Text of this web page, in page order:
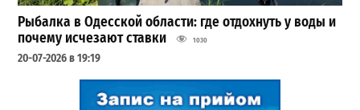
Рыбалка в Одесской области: где отдохнуть у воды и
почему исчезают ставки
1030
20-07-2026 в 19:19